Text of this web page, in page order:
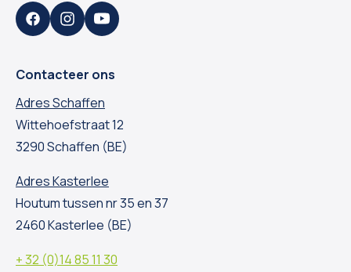
FacebookInstagramYouTube
Contacteer ons
Adres Schaffen
Wittehoefstraat 12
3290 Schaffen (BE)
Adres Kasterlee
Houtum tussen nr 35 en 37
2460 Kasterlee (BE)
+ 32 (0)14 85 11 30